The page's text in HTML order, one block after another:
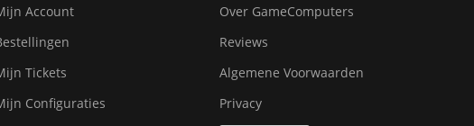
Account
Tickets
Configuraties
Over GameComputers
Reviews
Algemene Voorwaarden
Privacy